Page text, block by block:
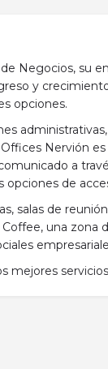
Negocios, su
y
opciones.
Nervión
a
opciones de
salas de
una zona
mejores